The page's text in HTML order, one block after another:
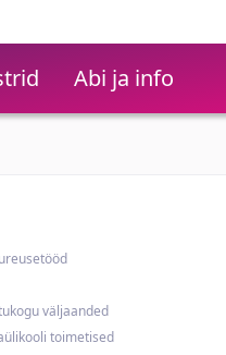
Abi ja info
väljaanded
toimetised